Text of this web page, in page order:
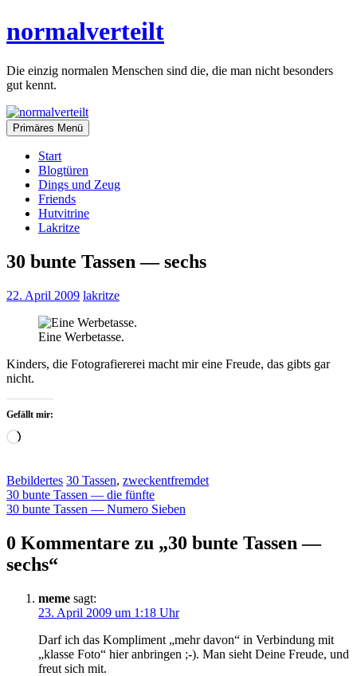
Inhalt
normalverteilt
Die einzig normalen Menschen sind die, die man nicht besonders
gut kennt.
Primäres Menü
Start
Blogtüren
Dings und Zeug
Friends
Hutvitrine
Lakritze
30 bunte Tassen — sechs
22. April 2009 lakritze
Eine Werbetasse.
Kinders, die Fotografiererei macht mir eine Freude, das gibts gar
nicht.
Gefällt mir:
Wird
Bebildertes 30 Tassen, zweckentfremdet
Beitragsnavigation
30 bunte Tassen — die fünfte
30 bunte Tassen — Numero Sieben
0 Kommentare zu „30 bunte Tassen —
sechs“
meme sagt:
23. April 2009 um 1:18 Uhr
Darf ich das Kompliment „mehr davon“ in Verbindung mit
„klasse Foto“ hier anbringen ;-). Man sieht Deine Freude, und
freut sich mit.